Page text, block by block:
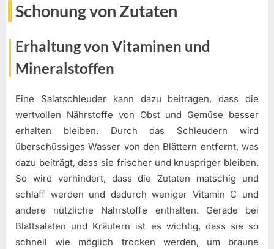
Schonung von Zutaten
Erhaltung von Vitaminen und
Mineralstoffen
Eine Salatschleuder kann dazu beitragen, dass die
wertvollen Nährstoffe von Obst und Gemüse besser
erhalten bleiben. Durch das Schleudern wird
überschüssiges Wasser von den Blättern entfernt, was
dazu beiträgt, dass sie frischer und knuspriger bleiben.
So wird verhindert, dass die Zutaten matschig und
schlaff werden und dadurch weniger Vitamin C und
andere nützliche Nährstoffe enthalten. Gerade bei
Blattsalaten und Kräutern ist es wichtig, dass sie so
schnell wie möglich trocken werden, um braune